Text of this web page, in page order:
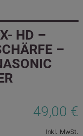
– Focus/Iris
HD –
–
49,00 €
Inkl. MwSt.